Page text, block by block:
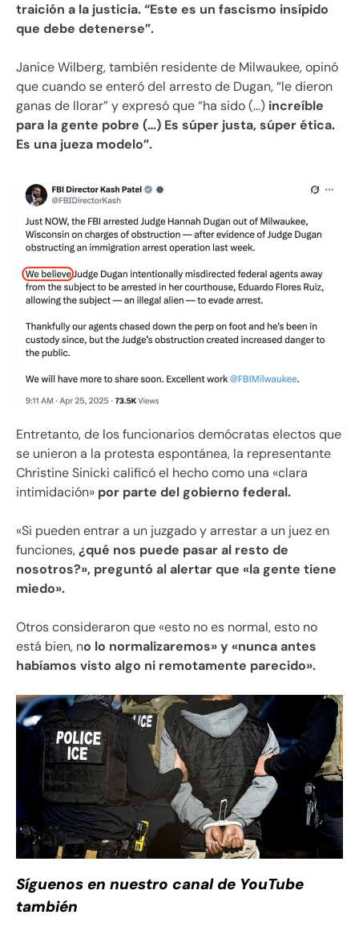
traición a la justicia. “Este es un fascismo insípido
que debe detenerse”.
Janice Wilberg, también residente de Milwaukee, opinó
que cuando se enteró del arresto de Dugan, “le dieron
ganas de llorar” y expresó que “ha sido (…) increíble
para la gente pobre (…) Es súper justa, súper ética.
Es una jueza modelo”.
Entretanto, de los funcionarios demócratas electos que
se unieron a la protesta espontánea, la representante
Christine Sinicki calificó el hecho como una «clara
intimidación» por parte del gobierno federal.
«Si pueden entrar a un juzgado y arrestar a un juez en
funciones,¿qué nos puede pasar al resto de
nosotros?», preguntó al alertar que «la gente tiene
miedo».
Otros consideraron que «esto no es normal, esto no
está bien, no lo normalizaremos» y «nunca antes
habíamos visto algo ni remotamente parecido».
Síguenos en nuestro canal de YouTube
también